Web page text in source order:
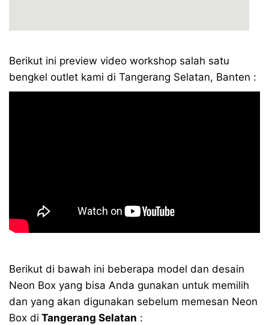
Berikut ini preview video workshop salah satu
bengkel outlet kami di Tangerang Selatan, Banten :
Berikut di bawah ini beberapa model dan desain
Neon Box yang bisa Anda gunakan untuk memilih
dan yang akan digunakan sebelum memesan Neon
Box di Tangerang Selatan :